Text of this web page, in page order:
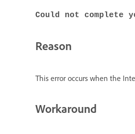
Could not complete
Reason
This error occurs when the
Workaround